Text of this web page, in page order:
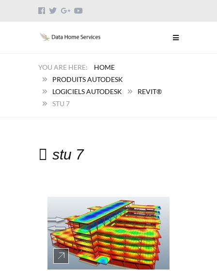
HOME
PRODUITS AUTODESK
LOGICIELS AUTODESK
REVIT®
STU 7
stu 7